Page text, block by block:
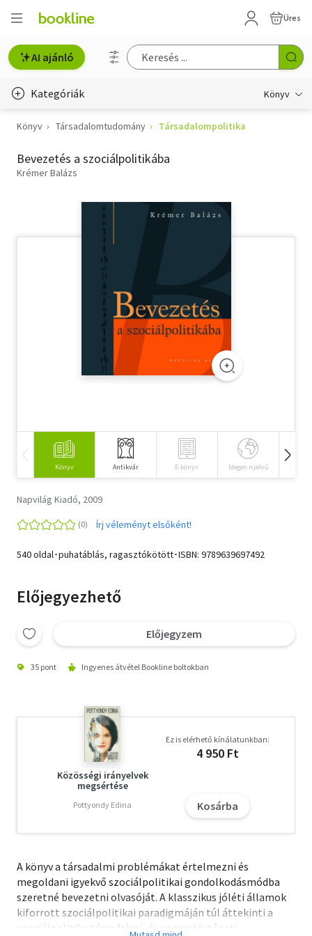
Üres
AI ajánló
Kategóriák Könyv
Életmód, egészség
Erotika
Tankönyv, segédkönyv
Történelem
Könyv Társadalomtudomány Társadalompolitika
Bevezetés a szociálpolitikába
Krémer Balázs
Könyv Antikvár E-könyv Idegen nyelvű
Napvilág Kiadó, 2009
Írj véleményt elsőként!
540 oldal･puhatáblás, ragasztókötött･ISBN: 9789639697492
Előjegyezhető
Előjegyzem
35 pont Ingyenes átvétel Bookline boltokban
Közösségi irányelvek
megsértése
Pottyondy Edina
Ez is elérhető kínálatunkban:
4 950 Ft
Kosárba
A könyv a társadalmi problémákat értelmezni és
megoldani igyekvő szociálpolitikai gondolkodásmódba
szeretné bevezetni olvasóját. A klasszikus jóléti államok
kiforrott szociálpolitikai paradigmáján túl áttekinti a
szociálpolitika társadalmi- és eszmetörténeti